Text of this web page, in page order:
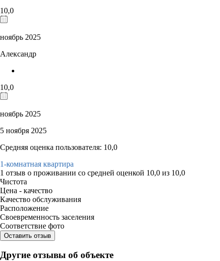
10,0
ноябрь 2025
Александр
10,0
ноябрь 2025
5 ноября 2025
Средняя оценка пользователя: 10,0
1-комнатная квартира
1 отзыв о проживании со средней оценкой 10,0 из 10,0
Чистота
Цена - качество
Качество обслуживания
Расположение
Своевременность заселения
Соответствие фото
Оставить отзыв
Другие отзывы об объекте